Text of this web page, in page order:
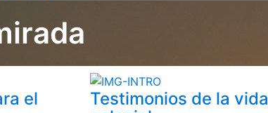
el
Testimonios de la vida